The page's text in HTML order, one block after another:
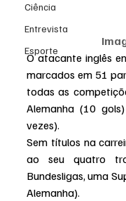
Ciência
Entrevista
Esporte
O atacante inglês
marcados em 51
todas as
Alemanha (10
vezes).
Sem títulos na
ao seu quatro
Bundesligas, uma
Alemanha).